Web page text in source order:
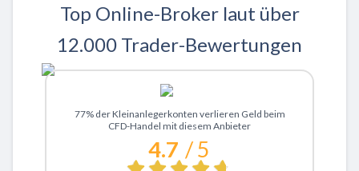
Top Online-Broker laut über
12.000 Trader-Bewertungen
Zu XTB
77% der Kleinanlegerkonten verlieren Geld beim
CFD-Handel mit diesem Anbieter
4.7 / 5